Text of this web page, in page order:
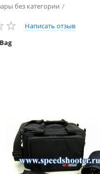
без категории /
Написать отзыв